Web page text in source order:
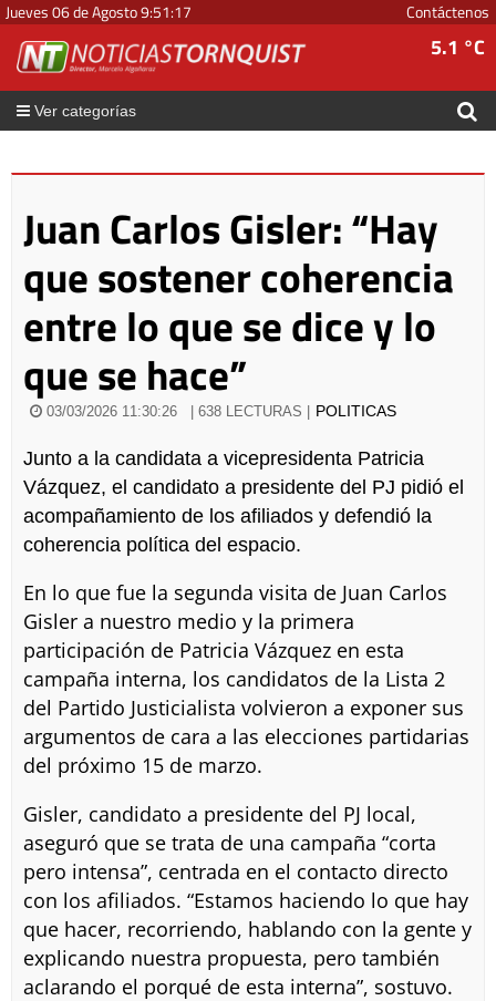
Jueves 06 de Agosto9:51:18 Contáctenos
5.1 °C
Ver categorías
Juan Carlos Gisler: “Hay
que sostener coherencia
entre lo que se dice y lo
que se hace”
03/03/2026 11:30:26 | 638 LECTURAS | POLITICAS
Junto a la candidata a vicepresidenta Patricia
Vázquez, el candidato a presidente del PJ pidió el
acompañamiento de los afiliados y defendió la
coherencia política del espacio.
En lo que fue la segunda visita de Juan Carlos
Gisler a nuestro medio y la primera
participación de Patricia Vázquez en esta
campaña interna, los candidatos de la Lista 2
del Partido Justicialista volvieron a exponer sus
argumentos de cara a las elecciones partidarias
del próximo 15 de marzo.
Gisler, candidato a presidente del PJ local,
aseguró que se trata de una campaña “corta
pero intensa”, centrada en el contacto directo
con los afiliados. “Estamos haciendo lo que hay
que hacer, recorriendo, hablando con la gente y
explicando nuestra propuesta, pero también
aclarando el porqué de esta interna”, sostuvo.